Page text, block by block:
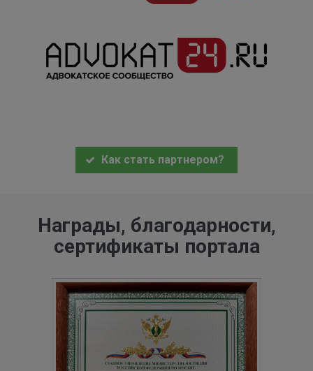
Как стать партнером?
Награды, благодарности,
сертификаты портала